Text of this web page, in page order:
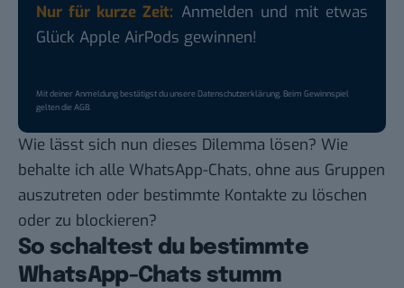
Nur für kurze Zeit: Anmelden und mit etwas
Glück Apple AirPods gewinnen!
Mit deiner Anmeldung bestätigst du unsereDatenschutzerklärung. Beim Gewinnspiel
gelten dieAGB.
Wie lässt sich nun dieses Dilemma lösen? Wie
behalte ich alle WhatsApp-Chats, ohne aus Gruppen
auszutreten oder bestimmte Kontakte zu löschen
oder zu blockieren?
So schaltest du bestimmte
WhatsApp-Chats stumm